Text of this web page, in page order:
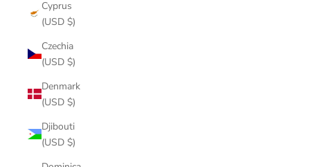
Cyprus
(USD $)
Czechia
(USD $)
Denmark
(USD $)
Djibouti
(USD $)